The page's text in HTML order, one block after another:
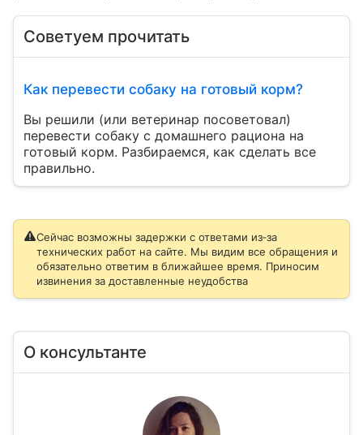
Советуем прочитать
Как перевести собаку на готовый корм?
Вы решили (или ветеринар посоветовал)
перевести собаку с домашнего рациона на
готовый корм. Разбираемся, как сделать все
правильно.
Сейчас возможны задержки с ответами из‑за
технических работ на сайте. Мы видим все обращения и
обязательно ответим в ближайшее время. Приносим
извинения за доставленные неудобства
О консультанте